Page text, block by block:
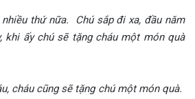
thứ nữa. Chú sắp đi xa, đầu năm
khi ấy chú sẽ tặng cháu một món quà
cháu cũng sẽ tặng chú một món quà.